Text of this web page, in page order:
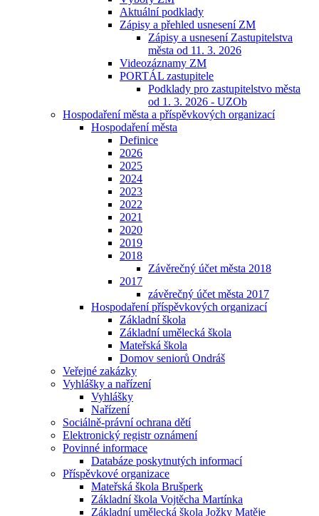
Aktuální podklady
Zápisy a přehled usnesení ZM
Zápisy a usnesení Zastupitelstva
města od 11. 3. 2026
Videozáznamy ZM
PORTÁL zastupitele
Podklady pro zastupitelstvo města
od 1. 3. 2026 - UZOb
Hospodaření města a příspěvkových organizací
Hospodaření města
Definice
2026
2025
2024
2023
2022
2021
2020
2019
2018
Závěrečný účet města 2018
2017
závěrečný účet města 2017
Hospodaření příspěvkových organizací
Základní škola
Základní umělecká škola
Mateřská škola
Domov seniorů Ondráš
Veřejné zakázky
Vyhlášky a nařízení
Vyhlášky
Nařízení
Sociálně-právní ochrana dětí
Elektronický registr oznámení
Povinné informace
Databáze poskytnutých informací
Příspěvkové organizace
Mateřská škola Brušperk
Základní škola Vojtěcha Martínka
Základní umělecká škola Jožky Matěje